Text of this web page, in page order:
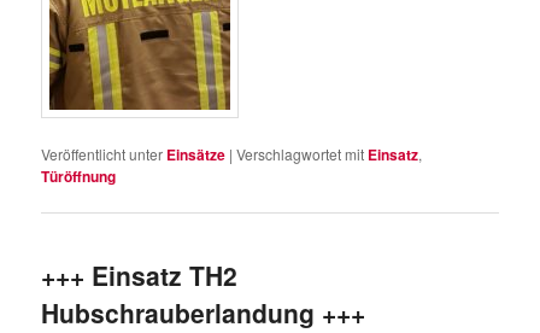
Veröffentlicht unter Einsätze |Verschlagwortet mit Einsatz,
Türöffnung
+++ Einsatz TH2
Hubschrauberlandung +++